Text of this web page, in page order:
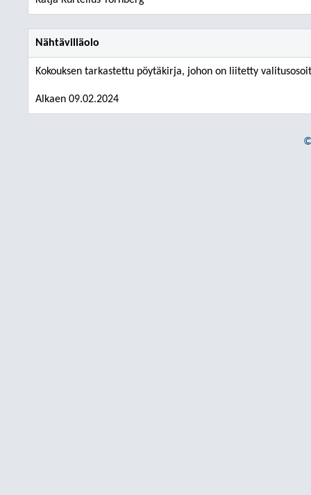
Nähtävilläolo
Kokouksen tarkastettu pöytäkirja, johon on liitetty
Alkaen 09.02.2024